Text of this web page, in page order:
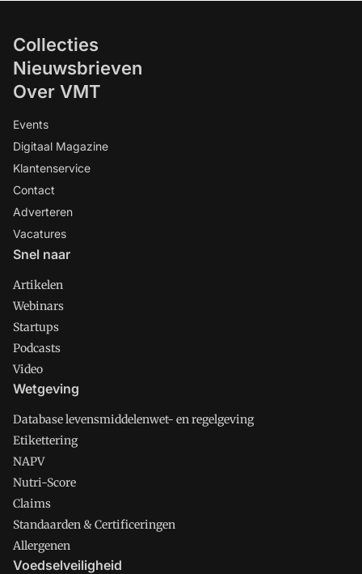
Collecties
Nieuwsbrieven
Over VMT
Events
Digitaal Magazine
Klantenservice
Contact
Adverteren
Vacatures
Snel naar
Artikelen
Webinars
Startups
Podcasts
Video
Wetgeving
Database levensmiddelenwet- en regelgeving
Etikettering
NAPV
Nutri-Score
Claims
Standaarden & Certificeringen
Allergenen
Voedselveiligheid